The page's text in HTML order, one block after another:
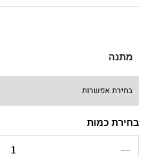
מתנה